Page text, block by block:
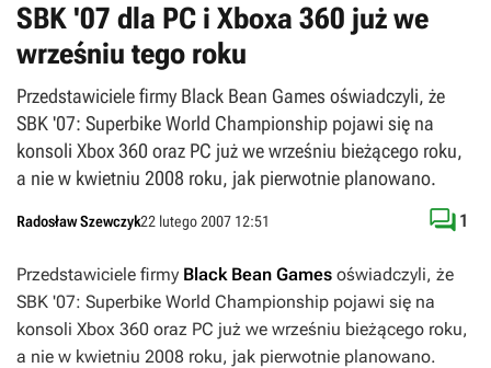
SBK '07 dla PC i Xboxa 360 już we
wrześniu tego roku
Przedstawiciele firmy Black Bean Games oświadczyli, że
SBK '07: Superbike World Championship pojawi się na
konsoli Xbox 360 oraz PC już we wrześniu bieżącego roku,
a nie w kwietniu 2008 roku, jak pierwotnie planowano.
Radosław Szewczyk22 lutego 2007 12:51  1
Przedstawiciele firmy Black Bean Games oświadczyli, że
SBK '07: Superbike World Championship pojawi się na
konsoli Xbox 360 oraz PC już we wrześniu bieżącego roku,
a nie w kwietniu 2008 roku, jak pierwotnie planowano.